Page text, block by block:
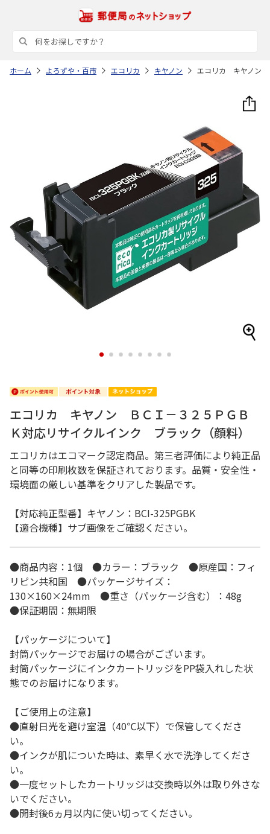
ホーム よろずや・百市 エコリカ キヤノン エコリカ キヤノン
1 2 3 4 5 6 7 8
エコリカ キヤノン ＢＣＩ－３２５ＰＧＢ
Ｋ対応リサイクルインク ブラック（顔料）
エコリカはエコマーク認定商品。第三者評価により純正品
と同等の印刷枚数を保証されております。品質・安全性・
環境面の厳しい基準をクリアした製品です。
【対応純正型番】キヤノン：BCI-325PGBK
【適合機種】サブ画像をご確認ください。
●商品内容：1個 ●カラー：ブラック ●原産国：フィ
リピン共和国 ●パッケージサイズ：
130×160×24mm ●重さ（パッケージ含む）：48g
●保証期間：無期限
【パッケージについて】
封筒パッケージでお届けの場合がございます。
封筒パッケージにインクカートリッジをPP袋入れした状
態でのお届けになります。
【ご使用上の注意】
●直射日光を避け室温（40℃以下）で保管してくださ
い。
●インクが肌についた時は、素早く水で洗浄してくださ
い。
●一度セットしたカートリッジは交換時以外は取り外さな
いでください。
●開封後6ヵ月以内に使い切ってください。